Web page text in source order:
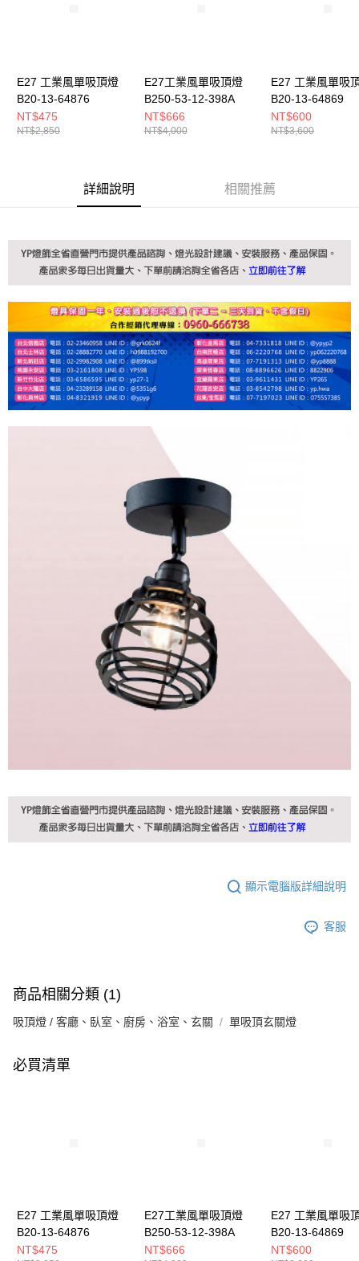
５．嚴禁一人註冊多個帳號或使用他人資訊註冊。若發現惡意使用之情形，
恩沛科技股份有限公司將有權停止該用戶之使用額度並採取法律行動。
E27 工業風單吸頂燈
B20-13-64876
NT$475
NT$2,850
E27工業風單吸頂燈
B250-53-12-398A
NT$666
NT$4,000
E27 工業風單吸
B20-13-64869
NT$600
NT$3,600
詳細說明 相關推薦
顯示電腦版詳細說明
客服
商品相關分類 (1)
吸頂燈 / 客廳、臥室、廚房、浴室、玄關 單吸頂玄關燈
必買清單
E27 工業風單吸頂燈
B20-13-64876
NT$475
E27工業風單吸頂燈
B250-53-12-398A
NT$666
E27 工業風單吸
B20-13-64869
NT$600